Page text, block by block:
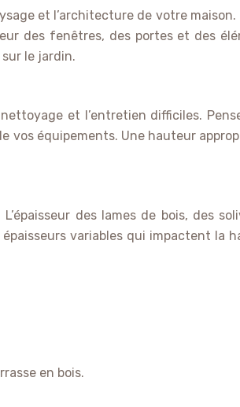
et l’architecture de votre
des fenêtres, des portes et des
le jardin.
et l’entretien difficiles.
vos équipements. Une hauteur
des lames de bois, des
variables qui impactent la
en bois.